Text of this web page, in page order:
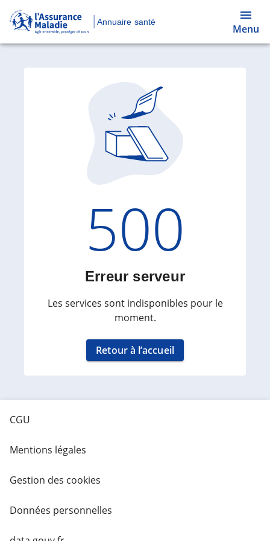
Annuaire santé
Menu
Code
500
Erreur serveur
Les services sont indisponibles pour le
moment.
Retour à l’accueil
CGU
Mentions légales
Gestion des cookies
Données personnelles